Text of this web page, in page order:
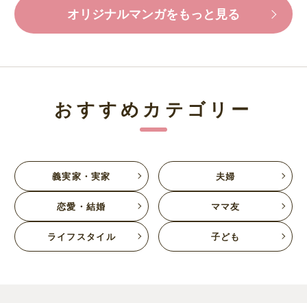
オリジナルマンガをもっと見る
おすすめカテゴリー
義実家・実家 夫婦
恋愛・結婚 ママ友
ライフスタイル 子ども